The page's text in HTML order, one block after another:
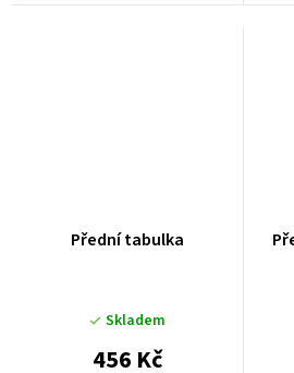
Přední tabulka
Skladem
456 Kč